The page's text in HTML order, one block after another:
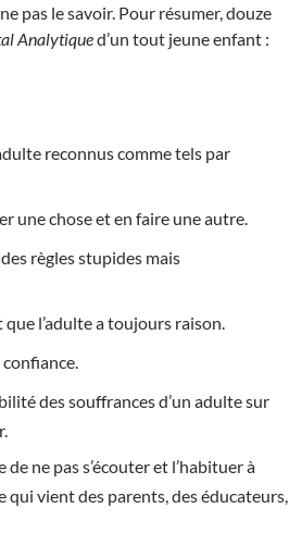
pas le savoir. Pour résumer, douze
Analytiqued’un tout jeune enfant :
reconnus comme tels par
une chose et en faire une autre.
règles stupides mais
que l’adulte a toujours raison.
des souffrances d’un adulte sur
de ne pas s’écouter et l’habituer à
vient des parents, des éducateurs,